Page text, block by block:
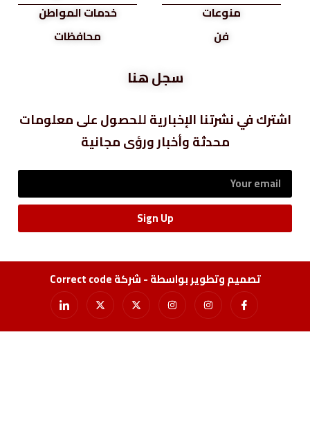
منوعات
فن
خدمات المواطن
محافظات
سجل هنا
اشترك في نشرتنا الإخبارية للحصول على معلومات
محدثة وأخبار ورؤى مجانية
Sign Up
تصميم وتطوير بواسطة - شركة Correct code